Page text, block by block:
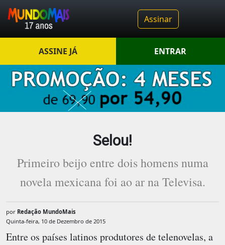
Assinar
ASSINE JÁ ENTRAR
Selou!
Primeiro beijo entre dois homens numa
novela mexicana foi ao ar na Televisa.
por Redação MundoMais
Quinta-feira, 10 de Dezembro de 2015
Entre os países latinos produtores de telenovelas, a